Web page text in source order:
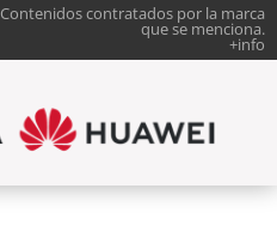
Contenidos contratados por la marca
que se menciona.
+info